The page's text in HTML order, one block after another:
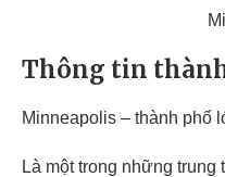
Thông tin
Minneapolis – thành phố
Là một trong những